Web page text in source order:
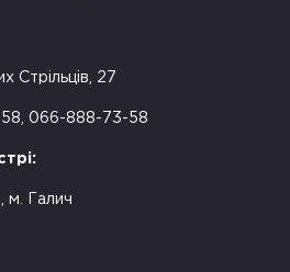
Стрільців, 27
066-888-73-58
м. Галич